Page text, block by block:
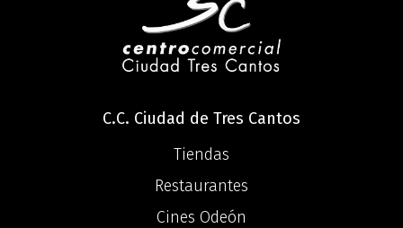
C.C. Ciudad de Tres Cantos
Tiendas
Restaurantes
Cines Odeón